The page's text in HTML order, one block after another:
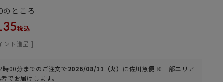
のところ
税込
ント進呈 ]
時00分までのご注文で2026/08/11（火） に佐川急便 ※一部エリア
者でお届けします。